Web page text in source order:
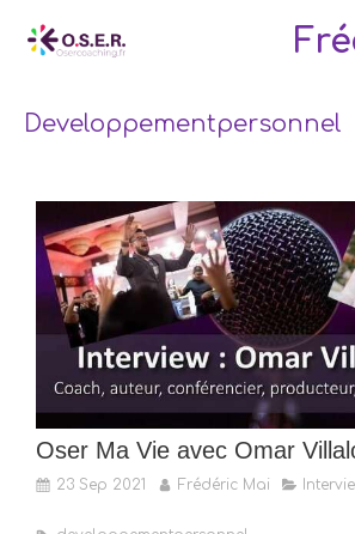
Developpementpersonnel
Oser Ma Vie avec Omar
23 Sep 2021 Frédéric Mai